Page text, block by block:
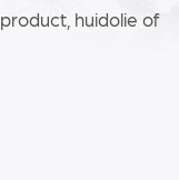
huidolie of